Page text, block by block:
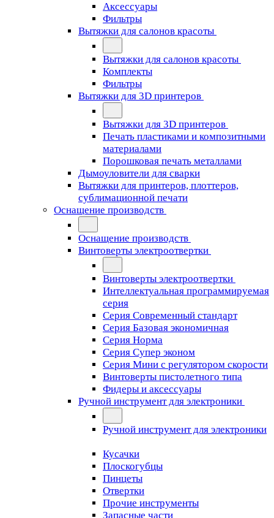
Аксессуары
Фильтры
Вытяжки для салонов красоты
Вытяжки для салонов красоты
Комплекты
Фильтры
Вытяжки для 3D принтеров
Вытяжки для 3D принтеров
Печать пластиками и композитными
материалами
Порошковая печать металлами
Дымоуловители для сварки
Вытяжки для принтеров, плоттеров,
сублимационной печати
Оснащение производств
Оснащение производств
Винтоверты электроотвертки
Винтоверты электроотвертки
Интеллектуальная программируемая
серия
Серия Современный стандарт
Серия Базовая экономичная
Серия Норма
Серия Cупер эконом
Серия Мини с регулятором скорости
Винтоверты пистолетного типа
Фидеры и аксессуары
Ручной инструмент для электроники
Ручной инструмент для электроники
Кусачки
Плоскогубцы
Пинцеты
Отвертки
Прочие инструменты
Запасные части